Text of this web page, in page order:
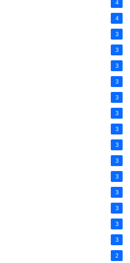
4
4
3
3
3
3
3
3
3
3
3
3
3
3
3
3
2